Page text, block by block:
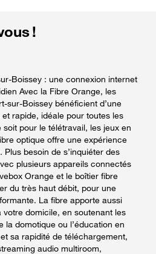
!
Boissey : une connexion internet
Avec la Fibre Orange, les
sur-Boissey bénéficient d’une
rapide, idéale pour toutes les
pour le télétravail, les jeux en
optique offre une expérience
besoin de s’inquiéter des
plusieurs appareils connectés
Orange et le boîtier fibre
du très haut débit, pour une
La fibre apporte aussi
domicile, en soutenant les
la domotique ou l’éducation en
sa rapidité de téléchargement,
audio multiroom,